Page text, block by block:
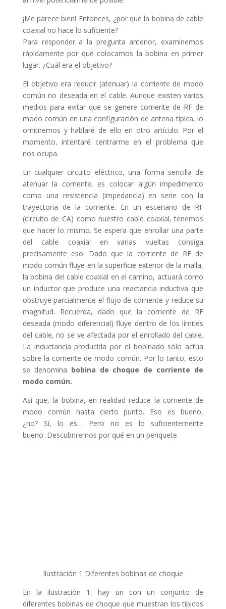
¡Me parece bien! Entonces, ¿por qué la bobina de cable
coaxial no hace lo suficiente?
Para responder a la pregunta anterior, examinemos
rápidamente por qué colocamos la bobina en primer
lugar. ¿Cuál era el objetivo?
El objetivo era reducir (atenuar) la corriente de modo
común no deseada en el cable. Aunque existen varios
medios para evitar que se genere corriente de RF de
modo común en una configuración de antena típica, lo
omitiremos y hablaré de ello en otro artículo. Por el
momento, intentaré centrarme en el problema que
nos ocupa.
En cualquier circuito eléctrico, una forma sencilla de
atenuar la corriente, es colocar algún impedimento
como una resistencia (impedancia) en serie con la
trayectoria de la corriente. En un escenario de RF
(circuito de CA) como nuestro cable coaxial, tenemos
que hacer lo mismo. Se espera que enrollar una parte
del cable coaxial en varias vueltas consiga
precisamente eso. Dado que la corriente de RF de
modo común fluye en la superficie exterior de la malla,
la bobina del cable coaxial en el camino, actuará como
un inductor que produce una reactancia inductiva que
obstruye parcialmente el flujo de corriente y reduce su
magnitud. Recuerda, dado que la corriente de RF
deseada (modo diferencial) fluye dentro de los límites
del cable, no se ve afectada por el enrollado del cable.
La inductancia producida por el bobinado sólo actúa
sobre la corriente de modo común. Por lo tanto, esto
se denomina bobina de choque de corriente de
modo común.
Así que, la bobina, en realidad reduce la corriente de
modo común hasta cierto punto. Eso es bueno,
¿no? Sí, lo es… Pero no es lo suficientemente
bueno. Descubriremos por qué en un periquete.
Ilustración 1 Diferentes bobinas de choque
En la ilustración 1, hay un con un conjunto de
diferentes bobinas de choque que muestran los típicos